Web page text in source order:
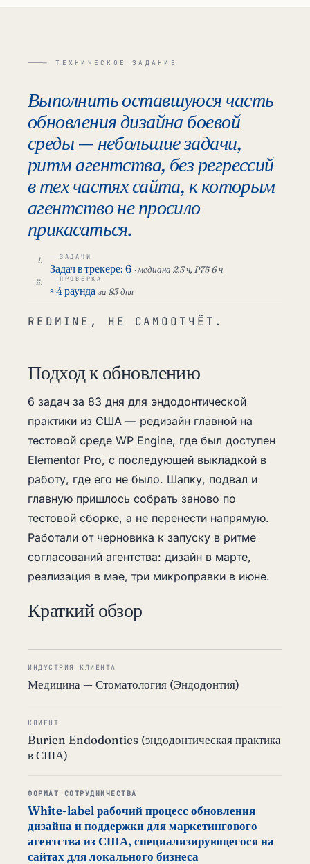
— ТЕХНИЧЕСКОЕ ЗАДАНИЕ
Выполнить оставшуюся часть
обновления дизайна боевой
среды — небольшие задачи,
ритм агентства, без регрессий
в тех частях сайта, к которым
агентство не просило
прикасаться.
ЗАДАЧИ
Задач в трекере: 6 · медиана 2.3 ч, P75 6 ч
ПРОВЕРКА
≈4 раунда за 83 дня
REDMINE, НЕ САМООТЧЁТ.
Подход к обновлению
6 задач за 83 дня для эндодонтической
практики из США — редизайн главной на
тестовой среде WP Engine, где был доступен
Elementor Pro, с последующей выкладкой в
работу, где его не было. Шапку, подвал и
главную пришлось собрать заново по
тестовой сборке, а не перенести напрямую.
Работали от черновика к запуску в ритме
согласований агентства: дизайн в марте,
реализация в мае, три микроправки в июне.
Краткий обзор
ИНДУСТРИЯ КЛИЕНТА
Медицина — Стоматология (Эндодонтия)
КЛИЕНТ
Burien Endodontics (эндодонтическая практика
в США)
ФОРМАТ СОТРУДНИЧЕСТВА
White-label рабочий процесс обновления
дизайна и поддержки для маркетингового
агентства из США, специализирующегося на
сайтах для локального бизнеса